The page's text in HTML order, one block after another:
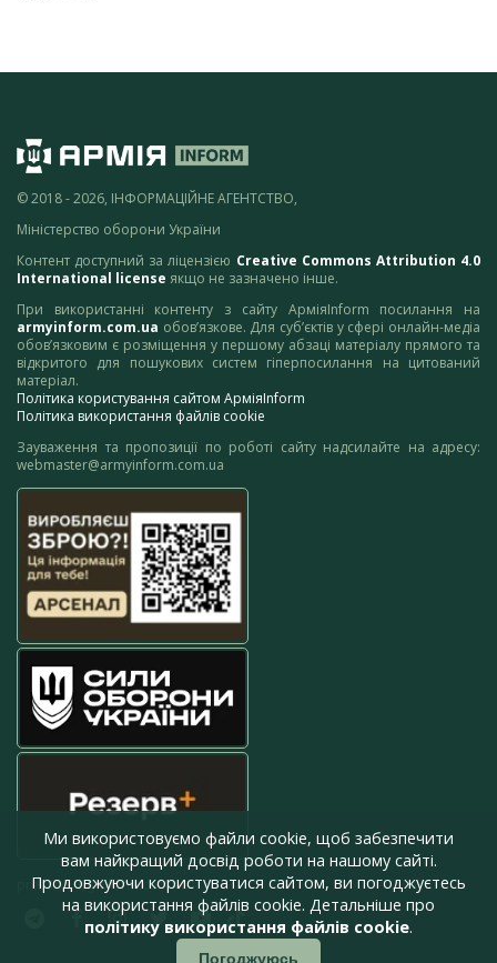
© 2018 - 2026, ІНФОРМАЦІЙНЕ АГЕНТСТВО,
Міністерство оборони України
Контент доступний за ліцензією Creative Commons Attribution 4.0
International license якщо не зазначено інше.
При використанні контенту з сайту АрміяInform посилання на
armyinform.com.ua обов’язкове. Для суб’єктів у сфері онлайн-медіа
обов’язковим є розміщення у першому абзаці матеріалу прямого та
відкритого для пошукових систем гіперпосилання на цитований
матеріал.
Політика користування сайтом АрміяInform
Політика використання файлів cookie
Зауваження та пропозиції по роботі сайту надсилайте на адресу:
webmaster@armyinform.com.ua
press@armyinform.com.ua
Ми використовуємо файли cookie, щоб забезпечити
вам найкращий досвід роботи на нашому сайті.
Продовжуючи користуватися сайтом, ви погоджуєтесь
на використання файлів cookie. Детальніше про
політику використання файлів cookie.
Погоджуюсь